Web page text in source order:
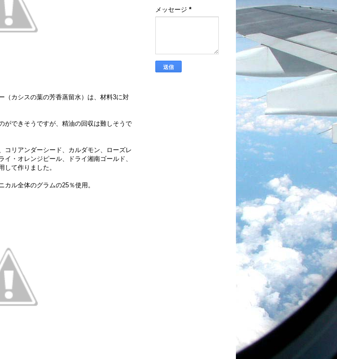
（カシスの葉の芳香蒸留水）は、材料3に対
ができそうですが、精油の回収は難しそうで
コリアンダーシード、カルダモン、ローズレ
・オレンジピール、ドライ湘南ゴールド、
して作りました。
ル全体のグラムの25％使用。
メッセージ *